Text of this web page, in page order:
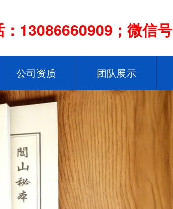
：13086660909；微信
公司资质 团队展示